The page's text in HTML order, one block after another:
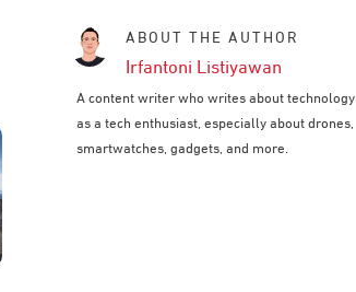
ABOUT THE AUTHOR
Irfantoni Listiyawan
A content writer who writes about technology
as a tech enthusiast, especially about drones,
smartwatches, gadgets, and more.